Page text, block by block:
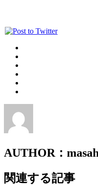
AUTHOR：
関連する記事